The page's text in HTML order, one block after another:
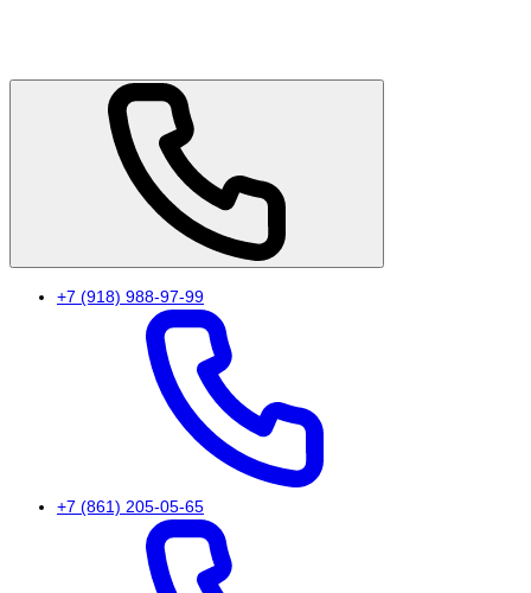
+7 (918) 988-97-99
+7 (861) 205-05-65